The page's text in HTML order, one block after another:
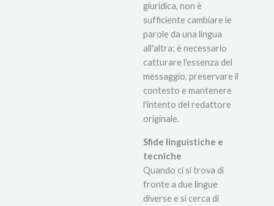
giuridica, non è
sufficiente cambiare le
parole da una lingua
all'altra; è necessario
catturare l'essenza del
messaggio, preservare il
contesto e mantenere
l'intento del redattore
originale.
Sfide linguistiche e
tecniche
Quando ci si trova di
fronte a due lingue
diverse e si cerca di